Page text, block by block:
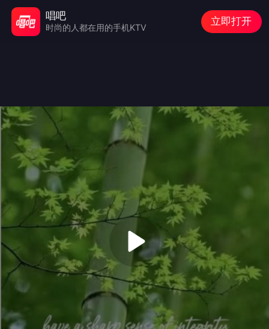
唱吧
时尚的人都在用的手机KTV
立即打开